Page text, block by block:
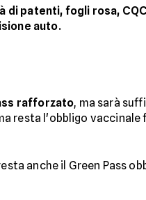
di patenti, fogli rosa,
auto.
rafforzato, ma sarà
resta l'obbligo vaccinale
anche il Green Pass